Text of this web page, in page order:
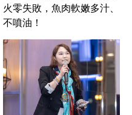
火零失敗，魚肉軟嫩多汁、
不噴油！